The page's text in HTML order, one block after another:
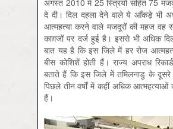
अगस्त 2010 में 25 स्त्रियों सहित 75
दे दी। दिल दहला देने वाले ये आँकड़े भी
आत्महत्या करने वाले मजदूरों की महज वह
काग़जों पर दर्ज हुई है। इससे भी अधिक
बात यह है कि इस जिले में हर रोज
बीस कोशिशें होती हैं। राज्य अपराध
बताते हैं कि इस जिले में तमिलनाडु के
पिछले तीन वर्षों में कहीं अधिक आत्महत्याओं
हैं।